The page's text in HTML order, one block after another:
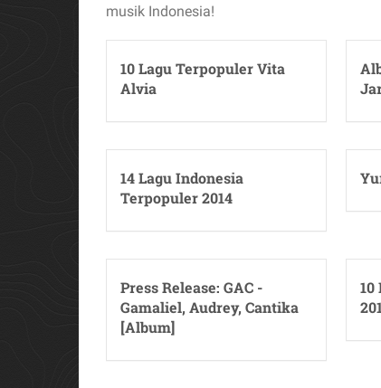
musik Indonesia!
10 Lagu Terpopuler Vita
Alvia
14 Lagu Indonesia
Terpopuler 2014
Press Release: GAC -
Gamaliel, Audrey, Cantika
[Album]
10